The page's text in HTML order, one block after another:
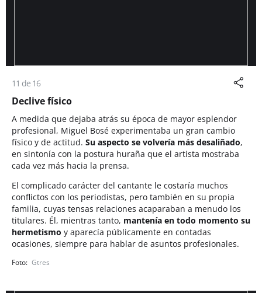
11 de 16
Declive físico
A medida que dejaba atrás su época de mayor esplendor
profesional, Miguel Bosé experimentaba un gran cambio
físico y de actitud. Su aspecto se volvería más desaliñado,
en sintonía con la postura huraña que el artista mostraba
cada vez más hacia la prensa.
El complicado carácter del cantante le costaría muchos
conflictos con los periodistas, pero también en su propia
familia, cuyas tensas relaciones acaparaban a menudo los
titulares. Él, mientras tanto, mantenía en todo momento su
hermetismo y aparecía públicamente en contadas
ocasiones, siempre para hablar de asuntos profesionales.
Gtres